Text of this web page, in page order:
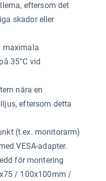
eftersom det
skador eller
maximala
35°C vid
nära en
eftersom detta
(t.ex. monitorarm)
VESA-adapter.
för montering
/ 100x100mm /